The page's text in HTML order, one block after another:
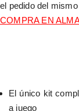
el pedido del
COMPRA EN
El único kit
a juego